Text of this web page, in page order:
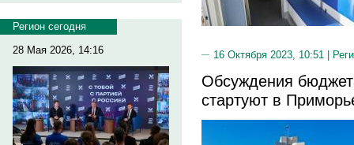
Регион сегодня
28 Мая 2026, 14:16
16 Октября 2023, 10:51 |
Обсуждения
стартуют в